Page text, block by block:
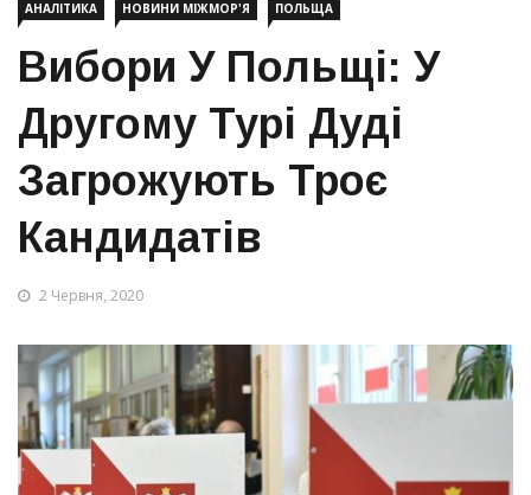
АНАЛІТИКА НОВИНИ МІЖМОР'Я ПОЛЬЩА
Вибори У Польщі: У
Другому Турі Дуді
Загрожують Троє
Кандидатів
2 Червня, 2020